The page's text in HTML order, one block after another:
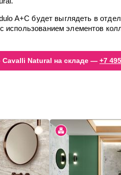
A+C будет выглядеть в
использованием элементов
Natural на складе — +7